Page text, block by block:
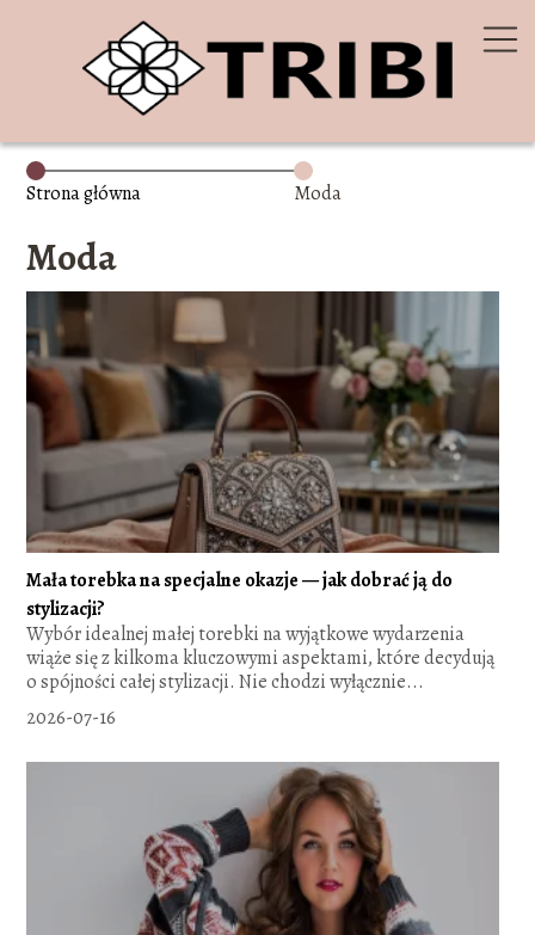
Strona główna Moda
Moda
Mała torebka na specjalne okazje — jak dobrać ją do
stylizacji?
Wybór idealnej małej torebki na wyjątkowe wydarzenia
wiąże się z kilkoma kluczowymi aspektami, które decydują
o spójności całej stylizacji. Nie chodzi wyłącznie...
2026-07-16